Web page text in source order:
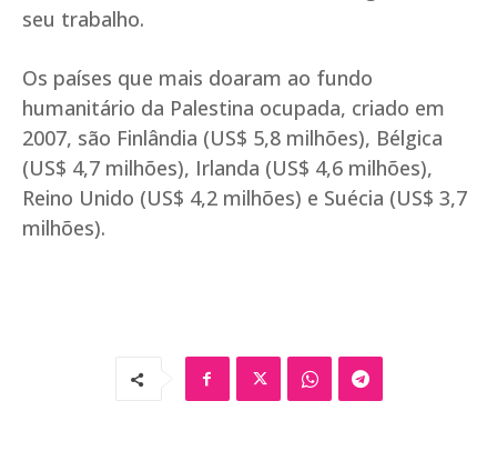
seu trabalho.
Os países que mais doaram ao fundo
humanitário da Palestina ocupada, criado em
2007, são Finlândia (US$ 5,8 milhões), Bélgica
(US$ 4,7 milhões), Irlanda (US$ 4,6 milhões),
Reino Unido (US$ 4,2 milhões) e Suécia (US$ 3,7
milhões).